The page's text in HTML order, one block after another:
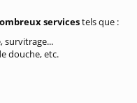
servicestels que :
survitrage...
douche, etc.